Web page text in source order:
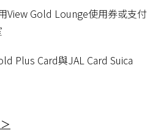
View Gold Lounge使用券或支付
Plus Card與JAL Card Suica